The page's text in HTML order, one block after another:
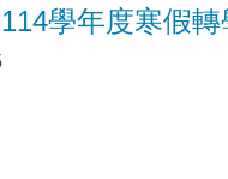
114學年度寒假